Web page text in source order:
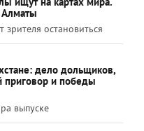
Алматы
зрителя остановиться
дело дольщиков,
и победы
выпуске